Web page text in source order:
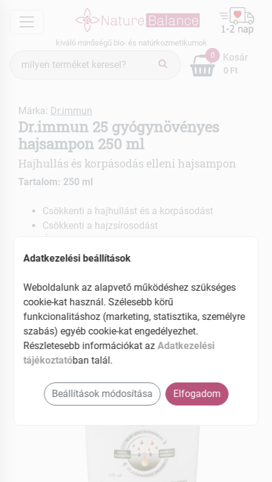
menu
kiváló minőségű bio- és natúrkozmetikumok
keresés
0
0 Ft
Kosár
Márka: Dr.immun
Dr.immun 25 gyógynövényes
hajsampon 250 ml
Hajhullás és korpásodás elleni hajsampon
Tartalom: 250 ml
Csökkenti a hajhullást és a korpásodást
Csökkenti a hajzsírosodást
25 féle gyógynövény
Adatkezelési beállítások
Weboldalunk az alapvető működéshez szükséges
cookie-kat használ. Szélesebb körű
funkcionalitáshoz (marketing, statisztika, személyre
szabás) egyéb cookie-kat engedélyezhet.
Részletesebb információkat azAdatkezelési
tájékoztatóban talál.
Beállítások módosítása Elfogadom